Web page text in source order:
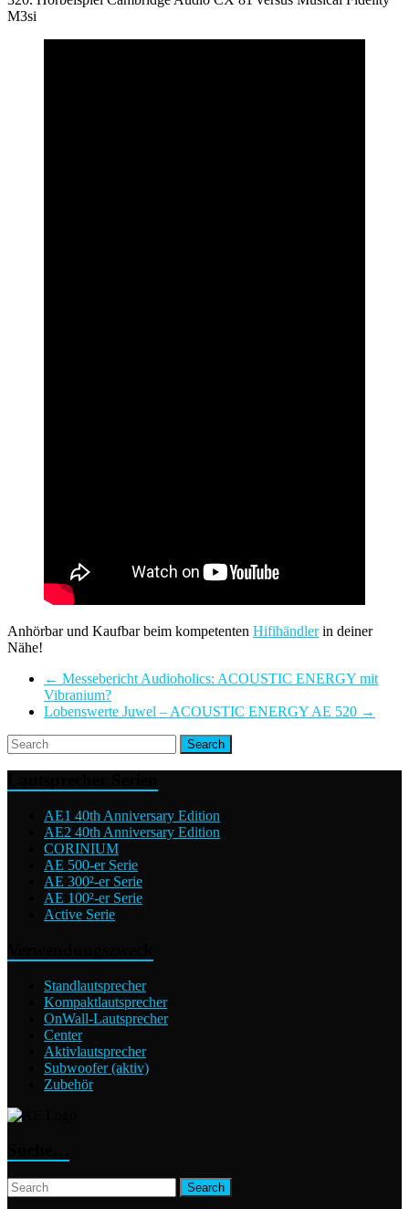
M3si
Anhörbar und Kaufbar beim kompetenten Hifihändlerin deiner
Nähe!
← Messebericht Audioholics: ACOUSTIC ENERGY mit
Vibranium?
Lobenswerte Juwel – ACOUSTIC ENERGY AE 520 →
AE1 40th Anniversary Edition
AE2 40th Anniversary Edition
CORINIUM
AE 500-er Serie
AE 300²-er Serie
AE 100²-er Serie
Active Serie
Standlautsprecher
Kompaktlautsprecher
OnWall-Lautsprecher
Center
Aktivlautsprecher
Subwoofer (aktiv)
Zubehör